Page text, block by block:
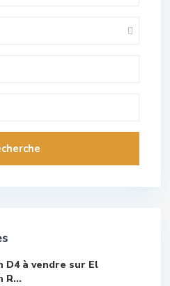
D4 à vendre sur El
R...